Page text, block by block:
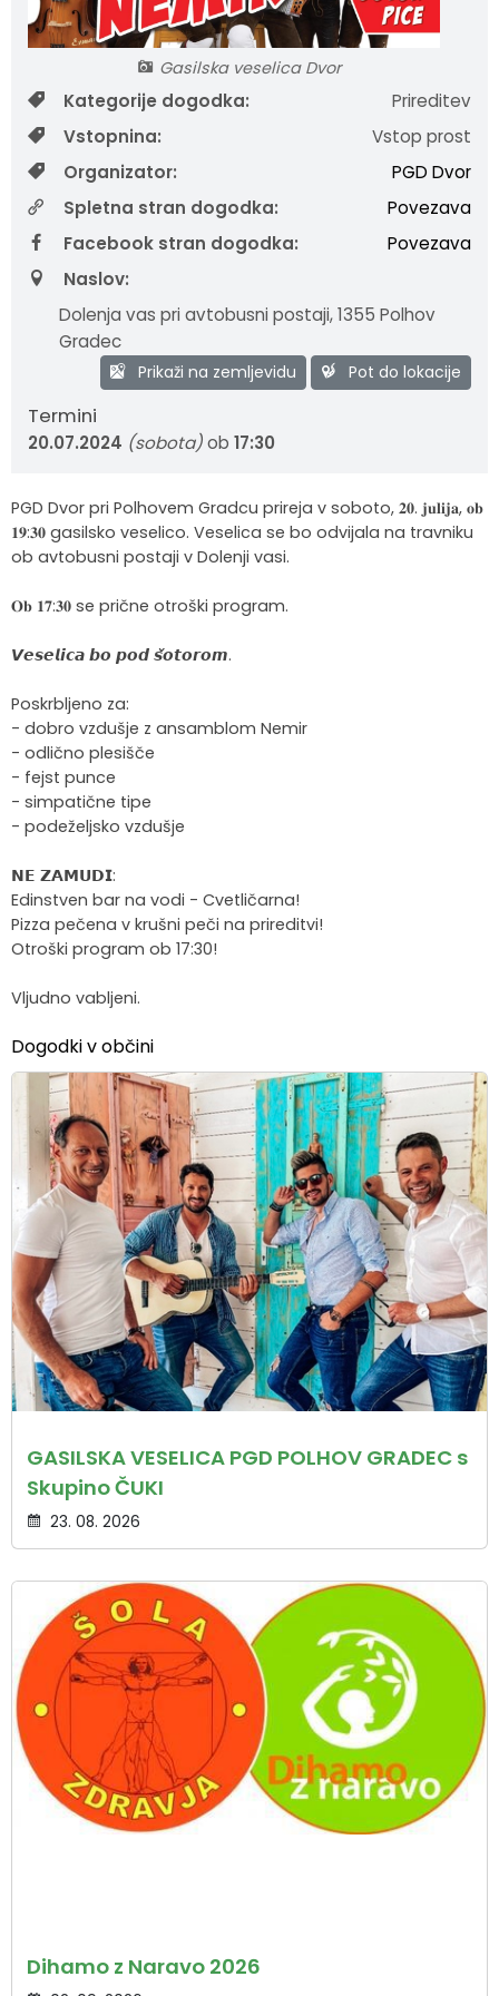
Gasilska veselica Dvor
Kategorije dogodka:
Prireditev
Vstopnina:
Vstop prost
Organizator:
PGD Dvor
Spletna stran dogodka:
Povezava
Facebook stran dogodka:
Povezava
Naslov:
Dolenja vas pri avtobusni postaji,1355 Polhov
Gradec
Prikaži na zemljevidu Pot do lokacije
Termini
20.07.2024 (sobota)ob 17:30
PGD Dvor pri Polhovem Gradcu prireja v soboto, 𝟐𝟎. 𝐣𝐮𝐥𝐢𝐣𝐚, 𝐨𝐛
𝟏𝟗:𝟑𝟎 gasilsko veselico. Veselica se bo odvijala na travniku
ob avtobusni postaji v Dolenji vasi.
𝐎𝐛 𝟏𝟕:𝟑𝟎 se prične otroški program.
𝙑𝙚𝙨𝙚𝙡𝙞𝙘𝙖 𝙗𝙤 𝙥𝙤𝙙 𝙨̌𝙤𝙩𝙤𝙧𝙤𝙢.
Poskrbljeno za:
- dobro vzdušje z ansamblom Nemir
- odlično plesišče
- fejst punce
- simpatične tipe
- podeželjsko vzdušje
𝗡𝗘 𝗭𝗔𝗠𝗨𝗗𝗜:
Edinstven bar na vodi - Cvetličarna!
Pizza pečena v krušni peči na prireditvi!
Otroški program ob 17:30!
Vljudno vabljeni.
Dogodki v občini
GASILSKA VESELICA PGD POLHOV GRADEC s
Skupino ČUKI
23. 08. 2026
Dihamo z Naravo 2026
Krajevne skupnosti
Gasilstvo in civilna zaščita
Občinski nagrajenci
Strateški dokumenti
Javni zavod Polhograjska graščina
Turistična taksa
Vprašajte občino
Predlagajte občini
Oskrba najdenih živali
Letovanje za starejše
Organizacije s področja socialnega varstva
Portal eUprava
Zasebni vrtci in varuhi predšolskih otrok
Merilniki hitrosti
Lokalni ponudniki hrane in izdelkov
Trajnostni razvoj turizma
Župnije
Osmrtnice
Cenik storitev
Režijski obrat
JP VOKA SNAGA